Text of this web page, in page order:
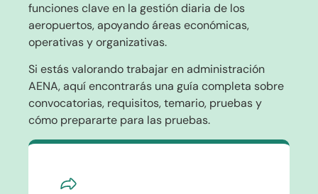
funciones clave en la gestión diaria de los
aeropuertos, apoyando áreas económicas,
operativas y organizativas.
Si estás valorando trabajar en administración
AENA, aquí encontrarás una guía completa sobre
convocatorias, requisitos, temario, pruebas y
cómo prepararte para las pruebas.